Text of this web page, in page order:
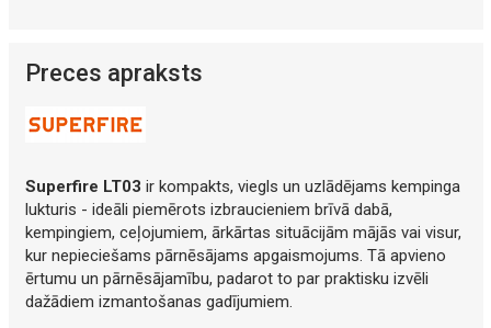
Preces apraksts
Superfire LT03 ir kompakts, viegls un uzlādējams kempinga
lukturis - ideāli piemērots izbraucieniem brīvā dabā,
kempingiem, ceļojumiem, ārkārtas situācijām mājās vai visur,
kur nepieciešams pārnēsājams apgaismojums. Tā apvieno
ērtumu un pārnēsājamību, padarot to par praktisku izvēli
dažādiem izmantošanas gadījumiem.